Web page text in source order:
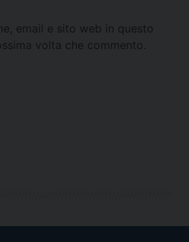
email e sito web in questo
volta che commento.